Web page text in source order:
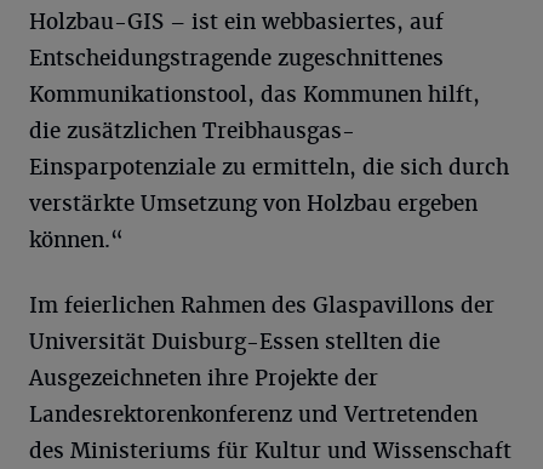
Holzbau-GIS – ist ein webbasiertes, auf
Entscheidungstragende zugeschnittenes
Kommunikationstool, das Kommunen hilft,
die zusätzlichen Treibhausgas-
Einsparpotenziale zu ermitteln, die sich durch
verstärkte Umsetzung von Holzbau ergeben
können.“
Im feierlichen Rahmen des Glaspavillons der
Universität Duisburg-Essen stellten die
Ausgezeichneten ihre Projekte der
Landesrektorenkonferenz und Vertretenden
des Ministeriums für Kultur und Wissenschaft